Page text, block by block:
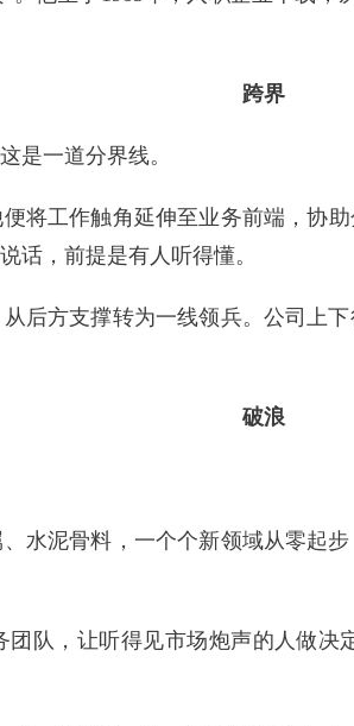
跨界
是一道分界线。
将工作触角延伸至业务前端，
话，前提是有人听得懂。
后方支撑转为一线领兵。公司上
破浪
水泥骨料，一个个新领域从零起
队，让听得见市场炮声的人做